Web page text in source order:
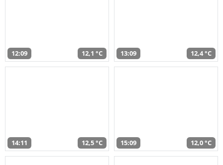
12:09 12,1 °C 13:09 12,4 °C
14:11 12,5 °C 15:09 12,0 °C